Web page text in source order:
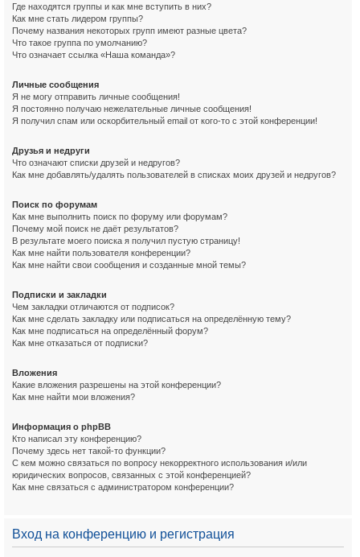
Где находятся группы и как мне вступить в них?
Как мне стать лидером группы?
Почему названия некоторых групп имеют разные цвета?
Что такое группа по умолчанию?
Что означает ссылка «Наша команда»?
Личные сообщения
Я не могу отправить личные сообщения!
Я постоянно получаю нежелательные личные сообщения!
Я получил спам или оскорбительный email от кого-то с этой конференции!
Друзья и недруги
Что означают списки друзей и недругов?
Как мне добавлять/удалять пользователей в списках моих друзей и недругов?
Поиск по форумам
Как мне выполнить поиск по форуму или форумам?
Почему мой поиск не даёт результатов?
В результате моего поиска я получил пустую страницу!
Как мне найти пользователя конференции?
Как мне найти свои сообщения и созданные мной темы?
Подписки и закладки
Чем закладки отличаются от подписок?
Как мне сделать закладку или подписаться на определённую тему?
Как мне подписаться на определённый форум?
Как мне отказаться от подписки?
Вложения
Какие вложения разрешены на этой конференции?
Как мне найти мои вложения?
Информация о phpBB
Кто написал эту конференцию?
Почему здесь нет такой-то функции?
С кем можно связаться по вопросу некорректного использования и/или
юридических вопросов, связанных с этой конференцией?
Как мне связаться с администратором конференции?
Вход на конференцию и регистрация